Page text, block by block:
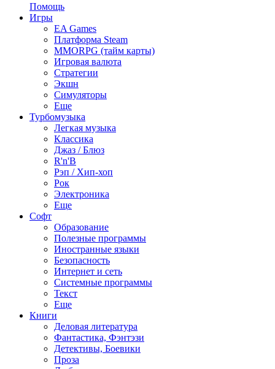
Помощь
Игры
EA Games
Платформа Steam
MMORPG (тайм карты)
Игровая валюта
Стратегии
Экшн
Симуляторы
Еще
Турбомузыка
Легкая музыка
Классика
Джаз / Блюз
R'n'B
Рэп / Хип-хоп
Рок
Электроника
Еще
Софт
Образование
Полезные программы
Иностранные языки
Безопасность
Интернет и сеть
Системные программы
Текст
Еще
Книги
Деловая литература
Фантастика, Фэнтэзи
Детективы, Боевики
Проза